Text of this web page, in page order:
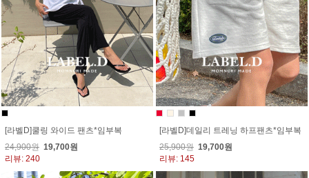
[라벨D]쿨링 와이드 팬츠*임부복
24,900원 19,700원
리뷰: 240
[라벨D]데일리 트레닝 하프팬츠*임부복
25,900원 19,700원
리뷰: 145